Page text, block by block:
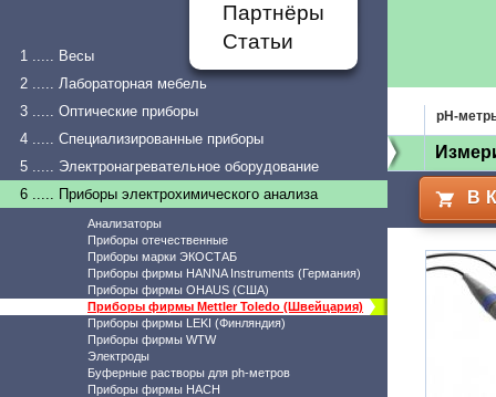
Партнёры
Статьи
1 ..... Весы
2 ..... Лабораторная мебель
3 ..... Оптические приборы
4 ..... Специализированные приборы
5 ..... Электронагревательное оборудование
6 ..... Приборы электрохимического анализа
Анализаторы
Приборы отечественные
Приборы марки ЭКОСТАБ
Приборы фирмы HANNA Instruments (Германия)
Приборы фирмы OHAUS (США)
Приборы фирмы Mettler Toledo (Швейцария)
Приборы фирмы LEKI (Финляндия)
Приборы фирмы WTW
Электроды
Буферные растворы для ph-метров
Приборы фирмы HACH
pH-
В